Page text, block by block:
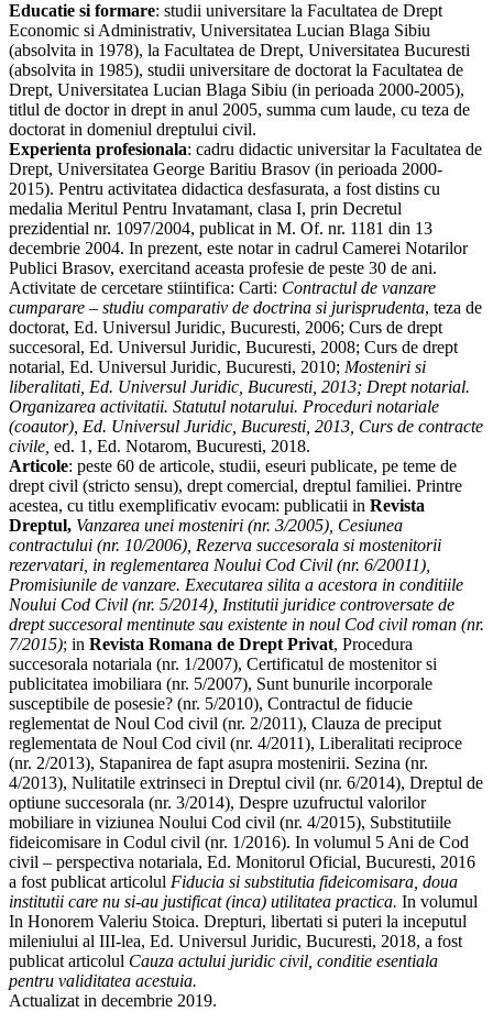
Educatie si formare: studii universitare la Facultatea de Drept
Economic si Administrativ, Universitatea Lucian Blaga Sibiu
(absolvita in 1978), la Facultatea de Drept, Universitatea Bucuresti
(absolvita in 1985), studii universitare de doctorat la Facultatea de
Drept, Universitatea Lucian Blaga Sibiu (in perioada 2000-2005),
titlul de doctor in drept in anul 2005, summa cum laude, cu teza de
doctorat in domeniul dreptului civil.
Experienta profesionala: cadru didactic universitar la Facultatea de
Drept, Universitatea George Baritiu Brasov (in perioada 2000-
2015). Pentru activitatea didactica desfasurata, a fost distins cu
medalia Meritul Pentru Invatamant, clasa I, prin Decretul
prezidential nr. 1097/2004, publicat in M. Of. nr. 1181 din 13
decembrie 2004. In prezent, este notar in cadrul Camerei Notarilor
Publici Brasov, exercitand aceasta profesie de peste 30 de ani.
Activitate de cercetare stiintifica: Carti: Contractul de vanzare
cumparare – studiu comparativ de doctrina si jurisprudenta, teza de
doctorat, Ed. Universul Juridic, Bucuresti, 2006; Curs de drept
succesoral, Ed. Universul Juridic, Bucuresti, 2008; Curs de drept
notarial, Ed. Universul Juridic, Bucuresti, 2010; Mosteniri si
liberalitati, Ed. Universul Juridic, Bucuresti, 2013; Drept notarial.
Organizarea activitatii. Statutul notarului. Proceduri notariale
(coautor), Ed. Universul Juridic, Bucuresti, 2013, Curs de contracte
civile, ed. 1, Ed. Notarom, Bucuresti, 2018.
Articole: peste 60 de articole, studii, eseuri publicate, pe teme de
drept civil (stricto sensu), drept comercial, dreptul familiei. Printre
acestea, cu titlu exemplificativ evocam: publicatii in Revista
Dreptul, Vanzarea unei mosteniri (nr. 3/2005), Cesiunea
contractului (nr. 10/2006), Rezerva succesorala si mostenitorii
rezervatari, in reglementarea Noului Cod Civil (nr. 6/20011),
Promisiunile de vanzare. Executarea silita a acestora in conditiile
Noului Cod Civil (nr. 5/2014), Institutii juridice controversate de
drept succesoral mentinute sau existente in noul Cod civil roman (nr.
7/2015); in Revista Romana de Drept Privat, Procedura
succesorala notariala (nr. 1/2007), Certificatul de mostenitor si
publicitatea imobiliara (nr. 5/2007), Sunt bunurile incorporale
susceptibile de posesie? (nr. 5/2010), Contractul de fiducie
reglementat de Noul Cod civil (nr. 2/2011), Clauza de preciput
reglementata de Noul Cod civil (nr. 4/2011), Liberalitati reciproce
(nr. 2/2013), Stapanirea de fapt asupra mostenirii. Sezina (nr.
4/2013), Nulitatile extrinseci in Dreptul civil (nr. 6/2014), Dreptul de
optiune succesorala (nr. 3/2014), Despre uzufructul valorilor
mobiliare in viziunea Noului Cod civil (nr. 4/2015), Substitutiile
fideicomisare in Codul civil (nr. 1/2016). In volumul 5 Ani de Cod
civil – perspectiva notariala, Ed. Monitorul Oficial, Bucuresti, 2016
a fost publicat articolul Fiducia si substitutia fideicomisara, doua
institutii care nu si-au justificat (inca) utilitatea practica. In volumul
In Honorem Valeriu Stoica. Drepturi, libertati si puteri la inceputul
mileniului al III-lea, Ed. Universul Juridic, Bucuresti, 2018, a fost
publicat articolul Cauza actului juridic civil, conditie esentiala
pentru validitatea acestuia.
Actualizat in decembrie 2019.